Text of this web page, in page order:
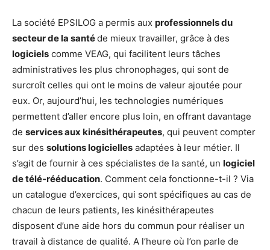
La société EPSILOG a permis aux professionnels du
secteur de la santéde mieux travailler, grâce à des
logiciels comme VEAG, qui facilitent leurs tâches
administratives les plus chronophages, qui sont de
surcroît celles qui ont le moins de valeur ajoutée pour
eux. Or, aujourd’hui, les technologies numériques
permettent d’aller encore plus loin, en offrant davantage
de services aux kinésithérapeutes, qui peuvent compter
sur des solutions logicielles adaptées à leur métier. Il
s’agit de fournir à ces spécialistes de la santé, un logiciel
de télé-rééducation. Comment cela fonctionne-t-il ? Via
un catalogue d’exercices, qui sont spécifiques au cas de
chacun de leurs patients, les kinésithérapeutes
disposent d’une aide hors du commun pour réaliser un
travail à distance de qualité. A l’heure où l’on parle de